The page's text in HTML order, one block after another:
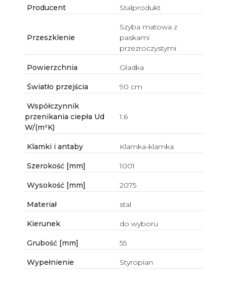
Producent Stalprodukt
Przeszklenie
Szyba matowa z
paskami
przezroczystymi
Powierzchnia Gładka
Światło przejścia 90 cm
Współczynnik
przenikania ciepła Ud
W/(m²K)
1.6
Klamki i antaby Klamka-klamka
Szerokość [mm] 1001
Wysokość [mm] 2075
Materiał stal
Kierunek do wyboru
Grubość [mm] 55
Wypełnienie Styropian